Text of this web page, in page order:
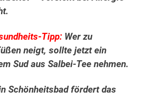
Tipp: Wer zu
neigt, sollte jetzt ein
Sud aus Salbei-Tee nehmen.
Schönheitsbad fördert das